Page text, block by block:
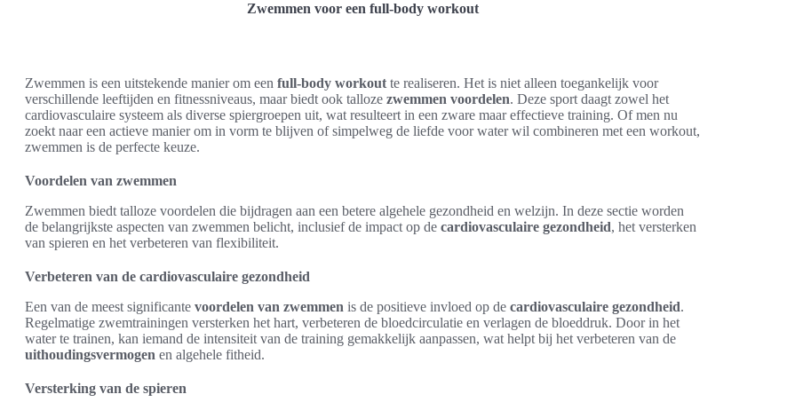
Zwemmen voor een full-body workout
Zwemmen is een uitstekende manier om een full-body workout te realiseren. Het is niet alleen toegankelijk voor
verschillende leeftijden en fitnessniveaus, maar biedt ook talloze zwemmen voordelen. Deze sport daagt zowel het
cardiovasculaire systeem als diverse spiergroepen uit, wat resulteert in een zware maar effectieve training. Of men nu
zoekt naar een actieve manier om in vorm te blijven of simpelweg de liefde voor water wil combineren met een workout,
zwemmen is de perfecte keuze.
Voordelen van zwemmen
Zwemmen biedt talloze voordelen die bijdragen aan een betere algehele gezondheid en welzijn. In deze sectie worden
de belangrijkste aspecten van zwemmen belicht, inclusief de impact op de cardiovasculaire gezondheid, het versterken
van spieren en het verbeteren van flexibiliteit.
Verbeteren van de cardiovasculaire gezondheid
Een van de meest significante voordelen van zwemmen is de positieve invloed op de cardiovasculaire gezondheid.
Regelmatige zwemtrainingen versterken het hart, verbeteren de bloedcirculatie en verlagen de bloeddruk. Door in het
water te trainen, kan iemand de intensiteit van de training gemakkelijk aanpassen, wat helpt bij het verbeteren van de
uithoudingsvermogen en algehele fitheid.
Versterking van de spieren